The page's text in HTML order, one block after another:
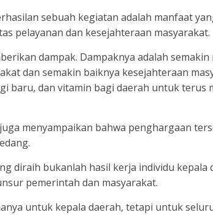
sebuah kegiatan adalah manfaat
pelayanan dan kesejahteraan masyarakat.
dampak. Dampaknya adalah
dan semakin baiknya kesejahteraan
baru, dan vitamin bagi daerah untuk terus
menyampaikan bahwa penghargaan
diraih bukanlah hasil kerja individu kepala
pemerintah dan masyarakat.
untuk kepala daerah, tetapi untuk